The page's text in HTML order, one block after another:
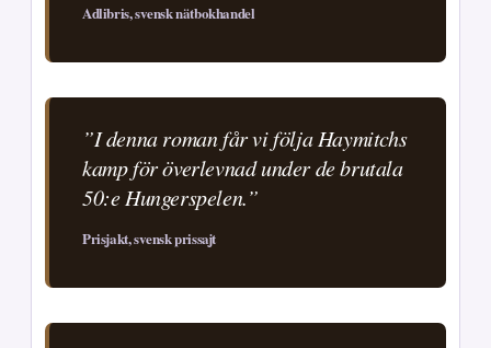
Adlibris, svensk nätbokhandel
”I denna roman får vi följa Haymitchs
kamp för överlevnad under de brutala
50:e Hungerspelen.”
Prisjakt, svensk prissajt